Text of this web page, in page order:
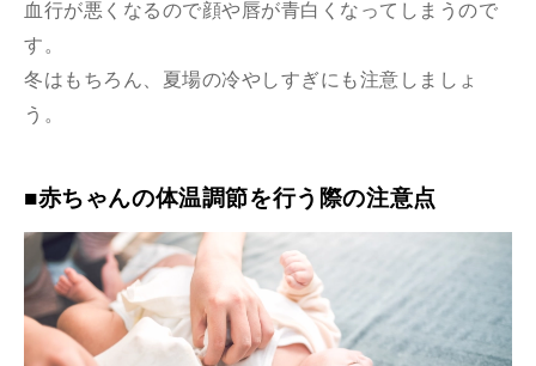
血行が悪くなるので顔や唇が青白くなってしまうので
す。
冬はもちろん、夏場の冷やしすぎにも注意しましょ
う。
■赤ちゃんの体温調節を行う際の注意点